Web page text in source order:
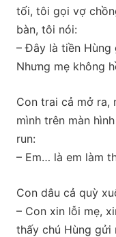
tối, tôi gọi vợ
bàn, tôi nói:
– Đây là tiền Hùng
Nhưng mẹ không
Con trai cả mở ra,
mình trên màn
run:
– Em… là em làm
Con dâu cả quỳ
– Con xin lỗi mẹ,
thấy chú Hùng gửi